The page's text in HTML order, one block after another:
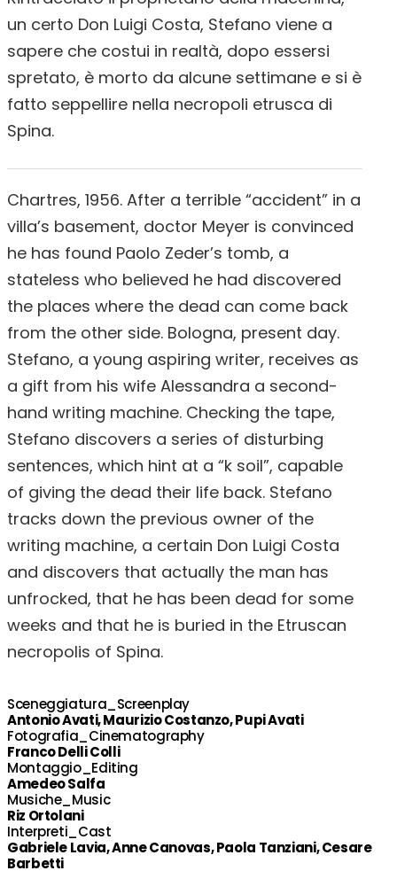
un certo Don Luigi Costa, Stefano viene a
sapere che costui in realtà, dopo essersi
spretato, è morto da alcune settimane e si è
fatto seppellire nella necropoli etrusca di
Spina.
Chartres, 1956. After a terrible “accident” in a
villa’s basement, doctor Meyer is convinced
he has found Paolo Zeder’s tomb, a
stateless who believed he had discovered
the places where the dead can come back
from the other side. Bologna, present day.
Stefano, a young aspiring writer, receives as
a gift from his wife Alessandra a second-
hand writing machine. Checking the tape,
Stefano discovers a series of disturbing
sentences, which hint at a “k soil”, capable
of giving the dead their life back. Stefano
tracks down the previous owner of the
writing machine, a certain Don Luigi Costa
and discovers that actually the man has
unfrocked, that he has been dead for some
weeks and that he is buried in the Etruscan
necropolis of Spina.
Sceneggiatura_Screenplay
Antonio Avati, Maurizio Costanzo, Pupi Avati
Fotografia_Cinematography
Franco Delli Colli
Montaggio_Editing
Amedeo Salfa
Musiche_Music
Riz Ortolani
Interpreti_Cast
Gabriele Lavia, Anne Canovas, Paola Tanziani, Cesare
Barbetti